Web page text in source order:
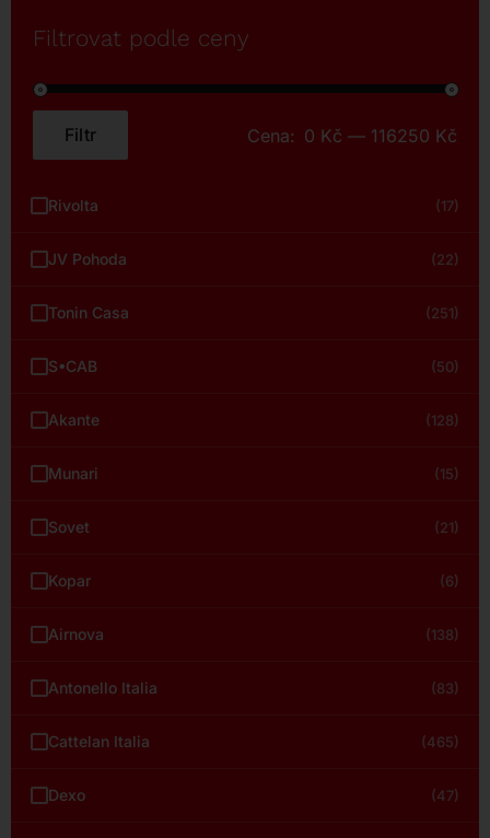
Filtrovat podle ceny
Filtr Cena: 0 Kč — 116250 Kč
Rivolta (17)
JV Pohoda (22)
Tonin Casa (251)
S•CAB (50)
Akante (128)
Munari (15)
Sovet (21)
Kopar (6)
Airnova (138)
Antonello Italia (83)
Cattelan Italia (465)
Dexo (47)